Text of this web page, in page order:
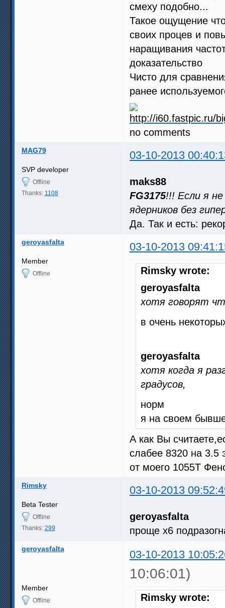
смеху подобно...
Такое ощущение
своих процев и
наращивания
доказательство
Чисто для
ранее
no comments
MAG79 03-10-2013
SVP developer
Offline
Thanks: 1108
maks88
FG3175!!! Если я
ядерников без
Да. Так и есть:
geroyasfalta 03-10-2013
Member
Offline
Rimsky wrote:
geroyasfalta
хотя говорят
в очень
geroyasfalta
хотя когда я
градусов,
норм
я на своем
А как Вы
слабее 8320 на 3.5
от моего 1055Т
Rimsky 03-10-2013
Beta Tester
Offline
Thanks: 299
geroyasfalta
проще х6
geroyasfalta 03-10-2013
10:06:01)
Member
Offline
Rimsky wrote: